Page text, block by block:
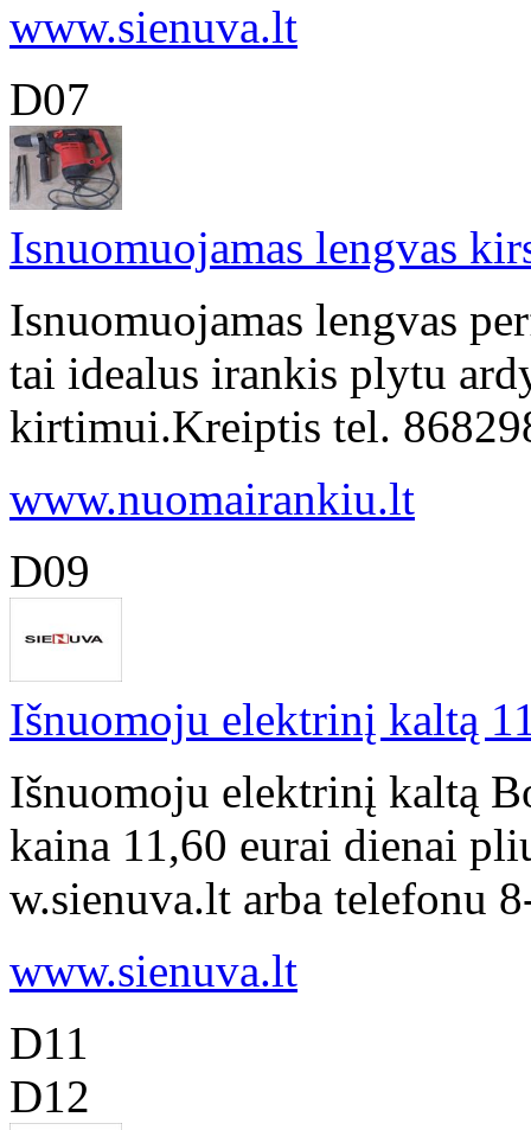
www.sienuva.lt
D07
Isnuomuojamas lengvas
Isnuomuojamas lengvas
tai idealus irankis plytu
kirtimui.Kreiptis tel.
www.nuomairankiu.lt
D09
Išnuomoju elektrinį kaltą
Išnuomoju elektrinį kaltą
kaina 11,60 eurai dienai
w.sienuva.lt arba telefonu
www.sienuva.lt
D11
D12